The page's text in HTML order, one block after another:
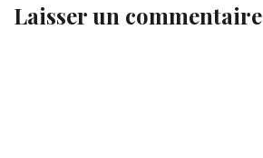
Laisser un commentaire